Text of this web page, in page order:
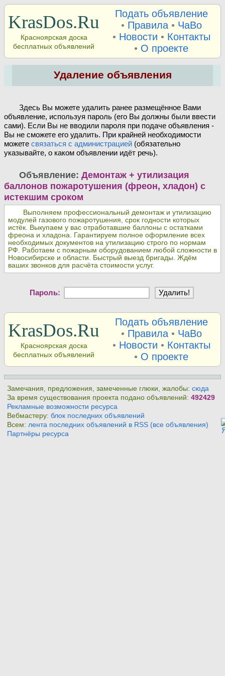
KrasDos.Ru
Красноярская доска
бесплатных объявлений
Подать объявление
• Правила• ЧаВо
• Новости • Контакты
• О проекте
Удаление объявления
Здесь Вы можете удалить ранее размещённое Вами
объявление, используя пароль (его Вы должны были ввести
сами). Если Вы не вводили пароля при подаче объявления -
Вы не сможете его удалить. При крайней необходимости
можете связаться с администрацией(обязательно
указывайте, о каком объявлении идёт речь).
Объявление:Демонтаж + утилизация
баллонов пожаротушения (фреон, хладон) с
истекшим сроком
Выполняем профессиональный демонтаж и утилизацию
модулей газового пожаротушения, срок годности которых
истёк. Выкупаем у вас отработавшие баллоны с остатками
фреона и хладона. Гарантируем полное оформление всех
необходимых документов на утилизацию строго по нормам
РФ. Работаем с пожарным оборудованием любой сложности в
Новосибирске и области. Быстрый выезд бригады. Ждём
ваших звонков для расчёта стоимости услуг.
Пароль:
KrasDos.Ru
Красноярская доска
бесплатных объявлений
Подать объявление
• Правила• ЧаВо
• Новости • Контакты
• О проекте
Замечания, предложения, замеченные глюки, жалобы:сюда
За время существования проекта подано объявлений:492429
Рекламные возможности ресурса
Вебмастеру:блок последних объявлений
Всем:лента последних объявлений в RSS (все объявления)
Партнёры ресурса